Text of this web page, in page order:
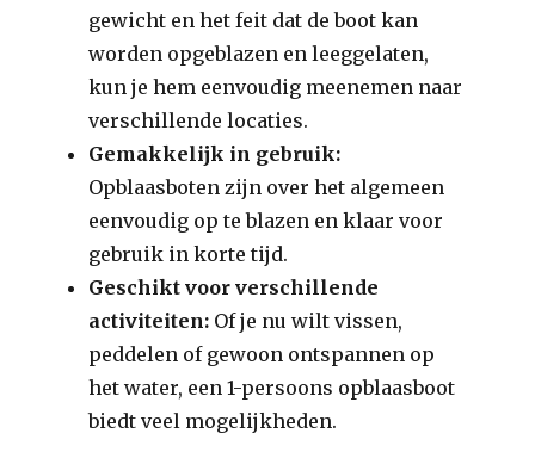
gewicht en het feit dat de boot kan
worden opgeblazen en leeggelaten,
kun je hem eenvoudig meenemen naar
verschillende locaties.
Gemakkelijk in gebruik:
Opblaasboten zijn over het algemeen
eenvoudig op te blazen en klaar voor
gebruik in korte tijd.
Geschikt voor verschillende
activiteiten: Of je nu wilt vissen,
peddelen of gewoon ontspannen op
het water, een 1-persoons opblaasboot
biedt veel mogelijkheden.